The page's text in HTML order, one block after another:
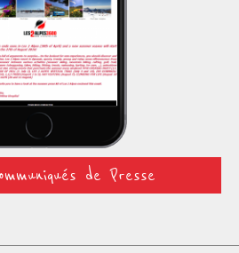
de Presse